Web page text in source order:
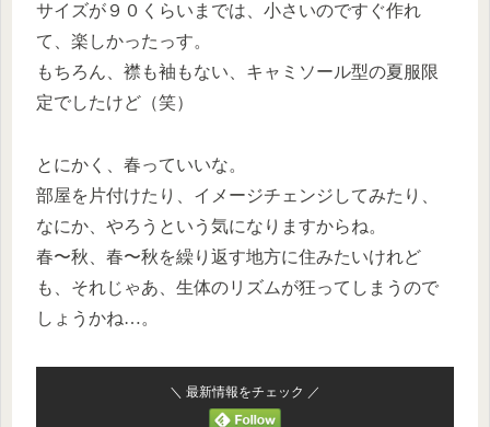
サイズが９０くらいまでは、小さいのですぐ作れ
て、楽しかったっす。
もちろん、襟も袖もない、キャミソール型の夏服限
定でしたけど（笑）
とにかく、春っていいな。
部屋を片付けたり、イメージチェンジしてみたり、
なにか、やろうという気になりますからね。
春〜秋、春〜秋を繰り返す地方に住みたいけれど
も、それじゃあ、生体のリズムが狂ってしまうので
しょうかね…。
＼ 最新情報をチェック ／